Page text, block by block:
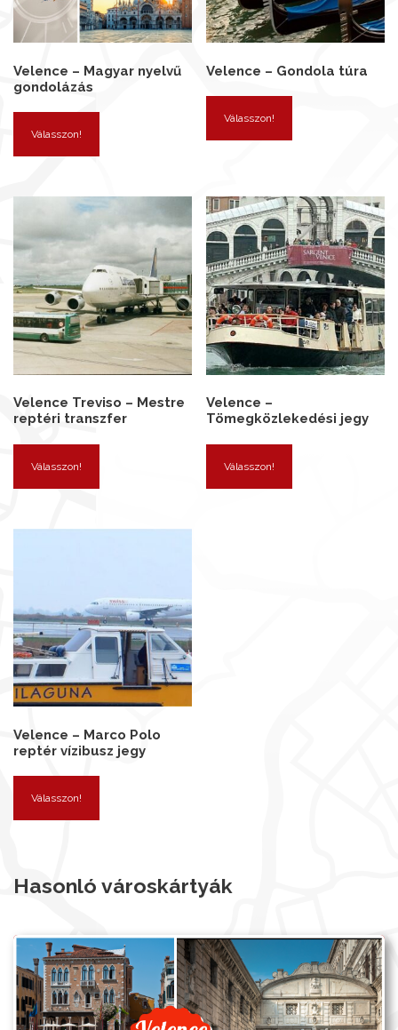
Velence – Magyar nyelvű
gondolázás
Válasszon!
Velence – Gondola túra
Válasszon!
Velence Treviso – Mestre
reptéri transzfer
Válasszon!
Velence –
Tömegközlekedési jegy
Válasszon!
Velence – Marco Polo
reptér vízibusz jegy
Válasszon!
Hasonló városkártyák